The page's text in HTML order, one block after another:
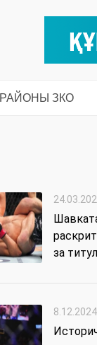
РАЙОНЫ ЗКО
за